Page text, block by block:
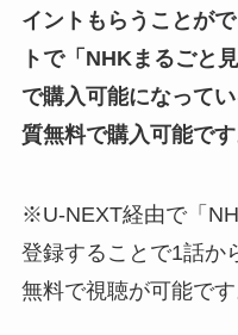
イントもらうことが
トで「NHKまるごと
で購入可能になって
質無料で購入可能です
※U-NEXT経由で「
登録することで1話か
無料で視聴が可能です